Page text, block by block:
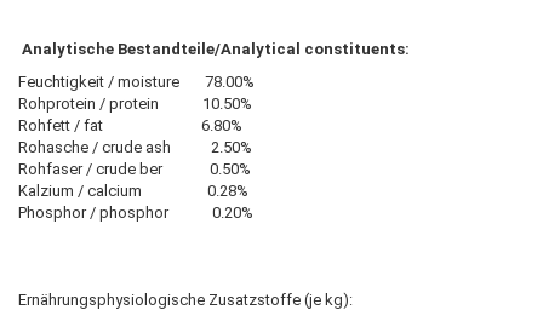
Analytische Bestandteile/Analytical constituents:
Feuchtigkeit / moisture 78.00%
Rohprotein / protein 10.50%
Rohfett / fat 6.80%
Rohasche / crude ash 2.50%
Rohfaser / crude ber 0.50%
Kalzium / calcium 0.28%
Phosphor / phosphor 0.20%
Ernährungsphysiologische Zusatzstoffe (je kg):